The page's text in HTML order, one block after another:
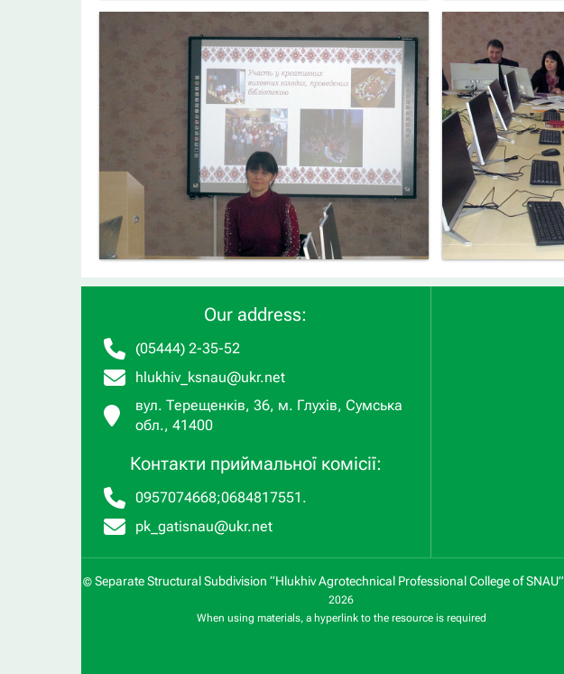
Our address:
(05444) 2-35-52
hlukhiv_ksnau@ukr.net
вул. Терещенків, 36, м. Глухів, Сумська
обл., 41400
Контакти приймальної комісії:
0957074668;0684817551 .
pk_gatisnau@ukr.net
© Separate Structural Subdivision “Hlukhiv Agrotechnical Professional College of SNAU”
2026
When using materials, a hyperlink to the resource is required